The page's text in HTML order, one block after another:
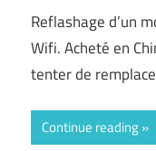
Reflashage d’un
Wifi. Acheté en
tenter de
Continue reading